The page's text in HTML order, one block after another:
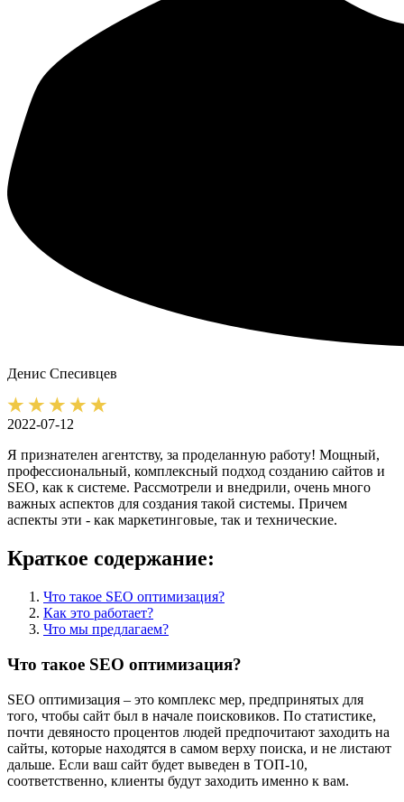
Денис Спесивцев
2022-07-12
Я признателен агентству, за проделанную работу! Мощный,
профессиональный, комплексный подход созданию сайтов и
SEO, как к системе. Рассмотрели и внедрили, очень много
важных аспектов для создания такой системы. Причем
аспекты эти - как маркетинговые, так и технические.
Краткое содержание:
Что такое SEO оптимизация?
Как это работает?
Что мы предлагаем?
Что такое SEO оптимизация?
SEO оптимизация – это комплекс мер, предпринятых для
того, чтобы сайт был в начале поисковиков. По статистике,
почти девяносто процентов людей предпочитают заходить на
сайты, которые находятся в самом верху поиска, и не листают
дальше. Если ваш сайт будет выведен в ТОП-10,
соответственно, клиенты будут заходить именно к вам.